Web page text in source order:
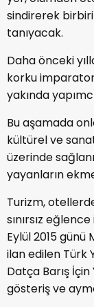
sindirerek
tanıyacak.
Daha önceki
korku
yakında
Bu aşamada
kültürel ve
üzerinde
yayanların
Turizm,
sınırsız
Eylül 2015 günü
ilan edilen Türk
Datça Barış
gösteriş ve